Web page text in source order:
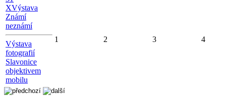
XVýstava
Známí
neznámí
Výstava
fotografií
Slavonice
objektivem
mobilu
1 2 3 4